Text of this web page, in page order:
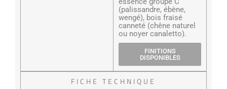
(palissandre, ébène,
wengé), bois fraisé
canneté (chêne naturel
ou noyer canaletto).
FINITIONS
DISPONIBLES
FICHE TECHNIQUE